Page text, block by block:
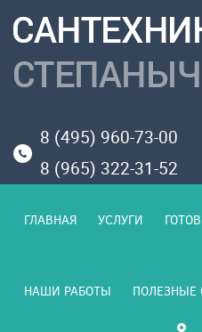
8 (495) 960-73-00
8 (965) 322-31-52
ГЛАВНАЯ УСЛУГИ
НАШИ РАБОТЫ ПОЛЕЗНЫЕ